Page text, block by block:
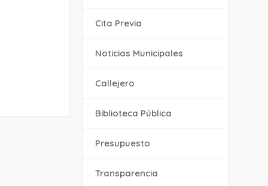
Cita Previa
‎Noticias Municipales
Callejero
Biblioteca Pública
Presupuesto
Transparencia